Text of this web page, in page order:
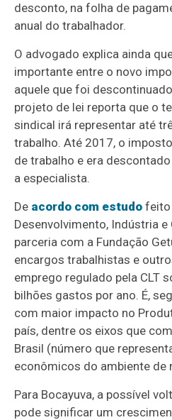
desconto, na folha de
anual do trabalhador.
O advogado explica ainda
importante entre o novo
aquele que foi
projeto de lei reporta que o
sindical irá representar até
trabalho. Até 2017, o
de trabalho e era
a especialista.
De acordo com estudo feito
Desenvolvimento, Indústria
parceria com a Fundação
encargos trabalhistas e
emprego regulado pela CLT
bilhões gastos por ano. É,
com maior impacto no
país, dentre os eixos que
Brasil (número que
econômicos do ambiente de
Para Bocayuva, a possível
pode significar um